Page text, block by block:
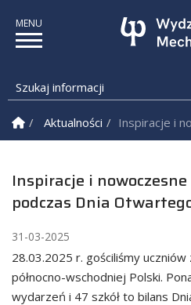
Szukaj informacji
Strona Główna
Aktualności Inspiracje i
Inspiracje i
podczas Dnia
31-03-2025
28.03.2025 r. gościliśmy
północno-wschodniej Polski.
wydarzeń i 47 szkół to bilans